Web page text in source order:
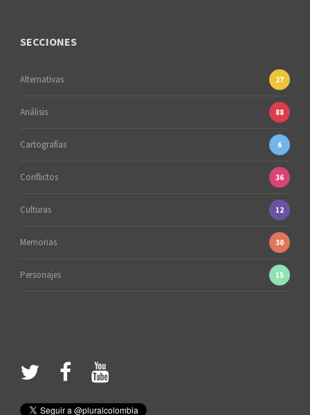
SECCIONES
Alternativas 27
Análisis 88
Cartografías 6
Conflictos 36
Culturas 12
Memorias 30
Personajes 15